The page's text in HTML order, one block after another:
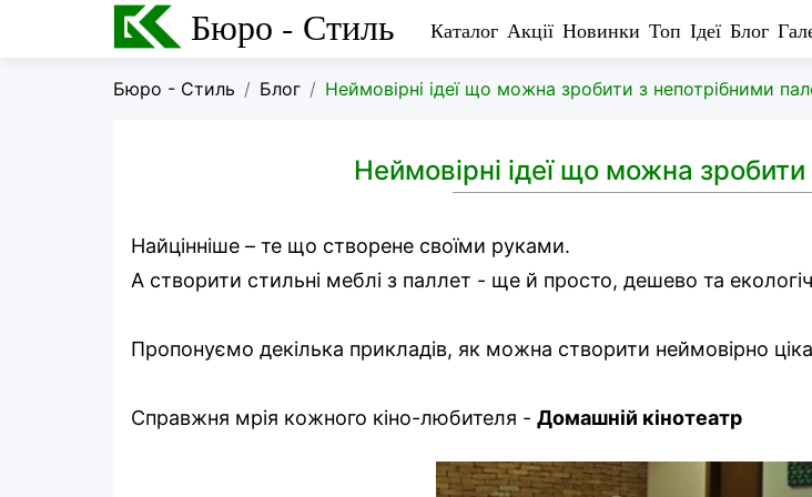
Бюро - Стиль Каталог Акції Новинки Топ Ідеї Блог
Бюро - Стиль Блог Неймовірні ідеї що можна зробити з непотрібними
Неймовірні ідеї що можна
Найцінніше – те що створене своїми руками.
А створити стильні меблі з паллет - ще й просто, дешево та
Пропонуємо декілька прикладів, як можна створити неймовірно
Справжня мрія кожного кіно-любителя - Домашній кінотеатр